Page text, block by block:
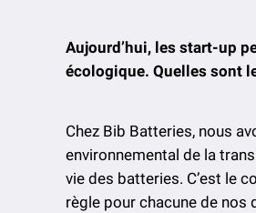
Aujourd’hui, les start-up
écologique. Quelles sont
Chez Bib Batteries, nous
environnemental de la
vie des batteries. C’est le
règle pour chacune de